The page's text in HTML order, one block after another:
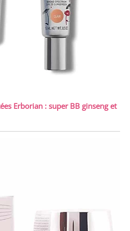
Erborian : super BB ginseng et